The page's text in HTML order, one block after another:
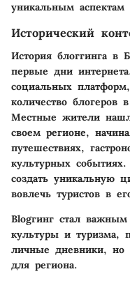
уникальным аспектам
Исторический
История блоггинга в
первые дни
социальных
количество блогеров
Местные жители
своем регионе,
путешествиях,
культурных
создать уникальную
вовлечь туристов в
Blogгинг стал
культуры и туризма,
личные дневники, но
для региона.